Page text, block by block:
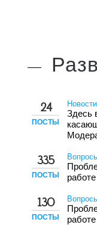
24
ПОСТЫ
Новости
Здесь
335
ПОСТЫ
130
ПОСТЫ